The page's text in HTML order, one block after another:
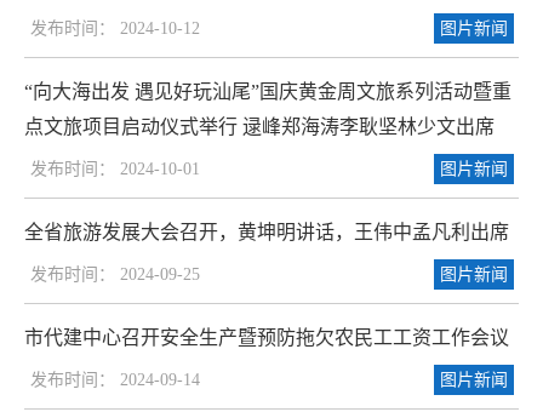
发布时间： 2024-10-12 图片新闻
“向大海出发 遇见好玩汕尾”国庆黄金周文旅系列活动暨重
点文旅项目启动仪式举行 逯峰郑海涛李耿坚林少文出席
发布时间： 2024-10-01 图片新闻
全省旅游发展大会召开，黄坤明讲话，王伟中孟凡利出席
发布时间： 2024-09-25 图片新闻
市代建中心召开安全生产暨预防拖欠农民工工资工作会议
发布时间： 2024-09-14 图片新闻